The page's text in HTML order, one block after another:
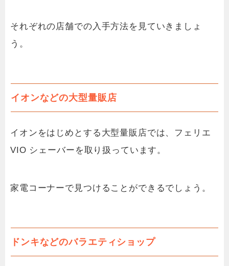
それぞれの店舗での入手方法を見ていきましょ
う。
イオンなどの大型量販店
イオンをはじめとする大型量販店では、フェリエ
VIO シェーバーを取り扱っています。
家電コーナーで見つけることができるでしょう。
ドンキなどのバラエティショップ